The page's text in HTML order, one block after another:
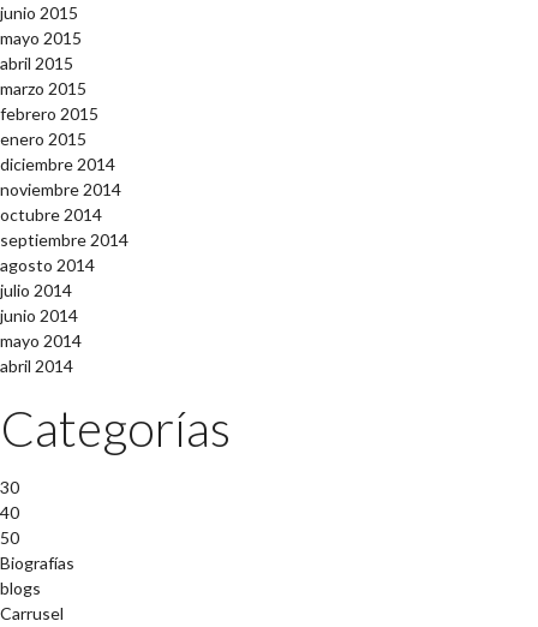
junio 2015
mayo 2015
abril 2015
marzo 2015
febrero 2015
enero 2015
diciembre 2014
noviembre 2014
octubre 2014
septiembre 2014
agosto 2014
julio 2014
junio 2014
mayo 2014
abril 2014
Categorías
30
40
50
Biografías
blogs
Carrusel